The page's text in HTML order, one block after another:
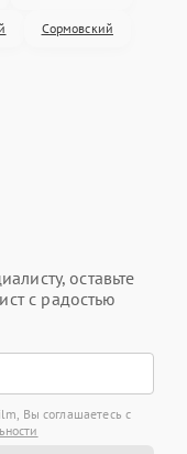
Сормовский
оставьте
с радостью
Вы соглашаетесь с